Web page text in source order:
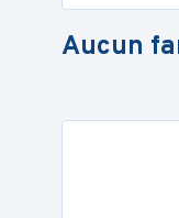
Aucun